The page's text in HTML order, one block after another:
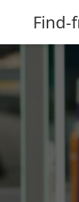
Find-